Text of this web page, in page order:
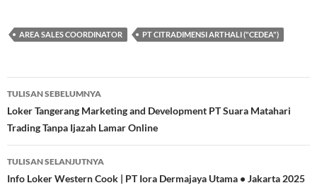
AREA SALES COORDINATOR PT CITRADIMENSI ARTHALI ("CEDEA")
Navigasi
Tulisan
TULISAN SEBELUMNYA
Loker Tangerang Marketing and Development PT Suara Matahari
Trading Tanpa Ijazah Lamar Online
TULISAN SELANJUTNYA
Info Loker Western Cook | PT Iora Dermajaya Utama • Jakarta 2025